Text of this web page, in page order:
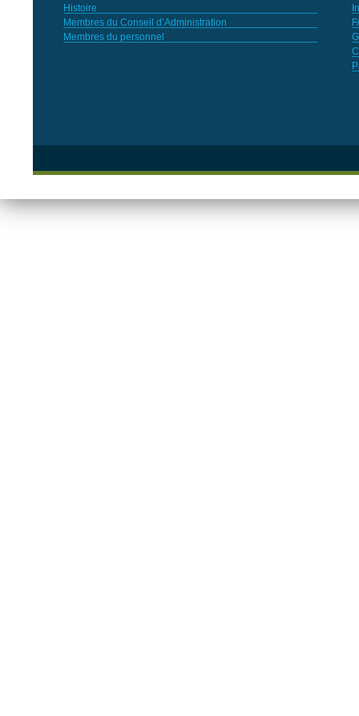
Histoire
Membres du Conseil d’Administration
Membres du personnel